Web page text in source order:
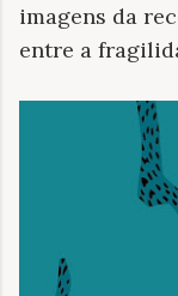
imagens da
entre a